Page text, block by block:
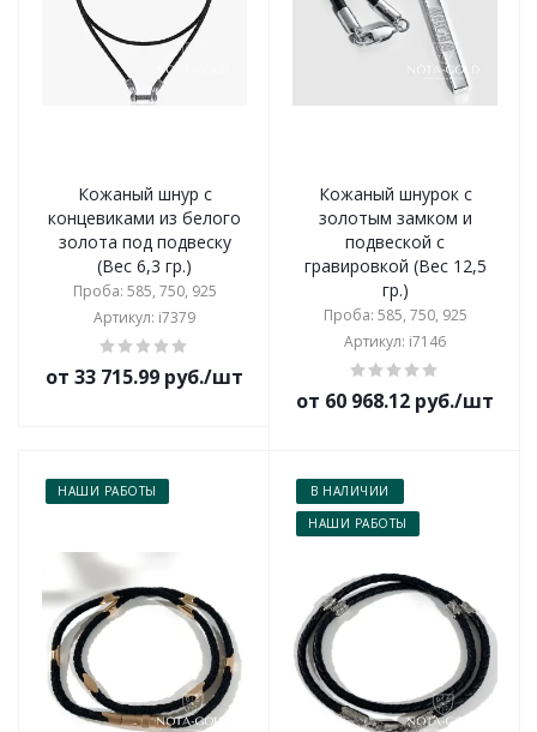
Кожаный шнур с
концевиками из белого
золота под подвеску
(Вес 6,3 гр.)
Проба: 585, 750, 925
Артикул: i7379
от 33 715.99 руб./шт
Кожаный шнурок с
золотым замком и
подвеской с
гравировкой (Вес 12,5
гр.)
Проба: 585, 750, 925
Артикул: i7146
от 60 968.12 руб./шт
НАШИ РАБОТЫ
В НАЛИЧИИ
НАШИ РАБОТЫ